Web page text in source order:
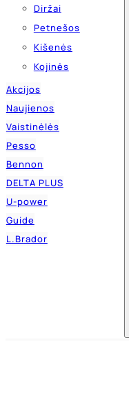
Diržai
Petnešos
Kišenės
Kojinės
Akcijos
Naujienos
Vaistinėlės
Pesso
Bennon
DELTA PLUS
U-power
Guide
L.Brador